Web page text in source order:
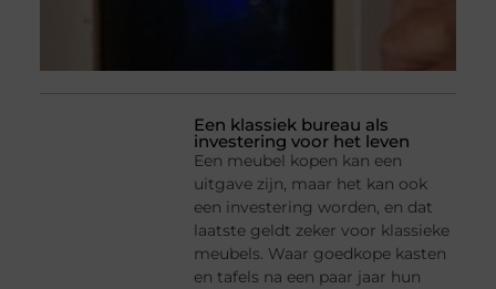
Een klassiek bureau als
investering voor het leven
Een meubel kopen kan een
uitgave zijn, maar het kan ook
een investering worden, en dat
laatste geldt zeker voor klassieke
meubels. Waar goedkope kasten
en tafels na een paar jaar hun